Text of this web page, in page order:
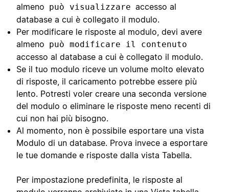
almeno può visualizzare accesso al
database a cui è collegato il modulo.
Per modificare le risposte al modulo, devi avere
almeno può modificare il contenuto
accesso al database a cui è collegato il modulo.
Se il tuo modulo riceve un volume molto elevato
di risposte, il caricamento potrebbe essere più
lento. Potresti voler creare una seconda versione
del modulo o eliminare le risposte meno recenti di
cui non hai più bisogno.
Al momento, non è possibile esportare una vista
Modulo di un database. Prova invece a esportare
le tue domande e risposte dalla vista Tabella.
Per impostazione predefinita, le risposte al